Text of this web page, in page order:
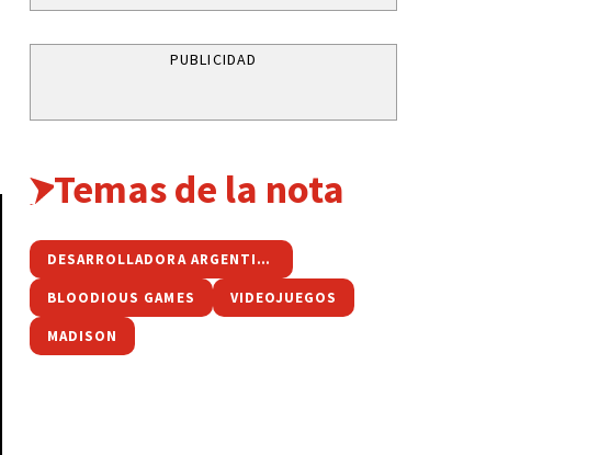
PUBLICIDAD
Temas de la nota
DESARROLLADORA ARGENTINA
BLOODIOUS GAMES VIDEOJUEGOS
MADISON